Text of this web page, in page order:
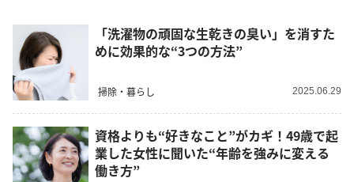
「洗濯物の頑固な生乾きの臭い」を消すた
めに効果的な“3つの方法”
掃除・暮らし 2025.06.29
資格よりも“好きなこと”がカギ！49歳で起
業した女性に聞いた“年齢を強みに変える
働き方”